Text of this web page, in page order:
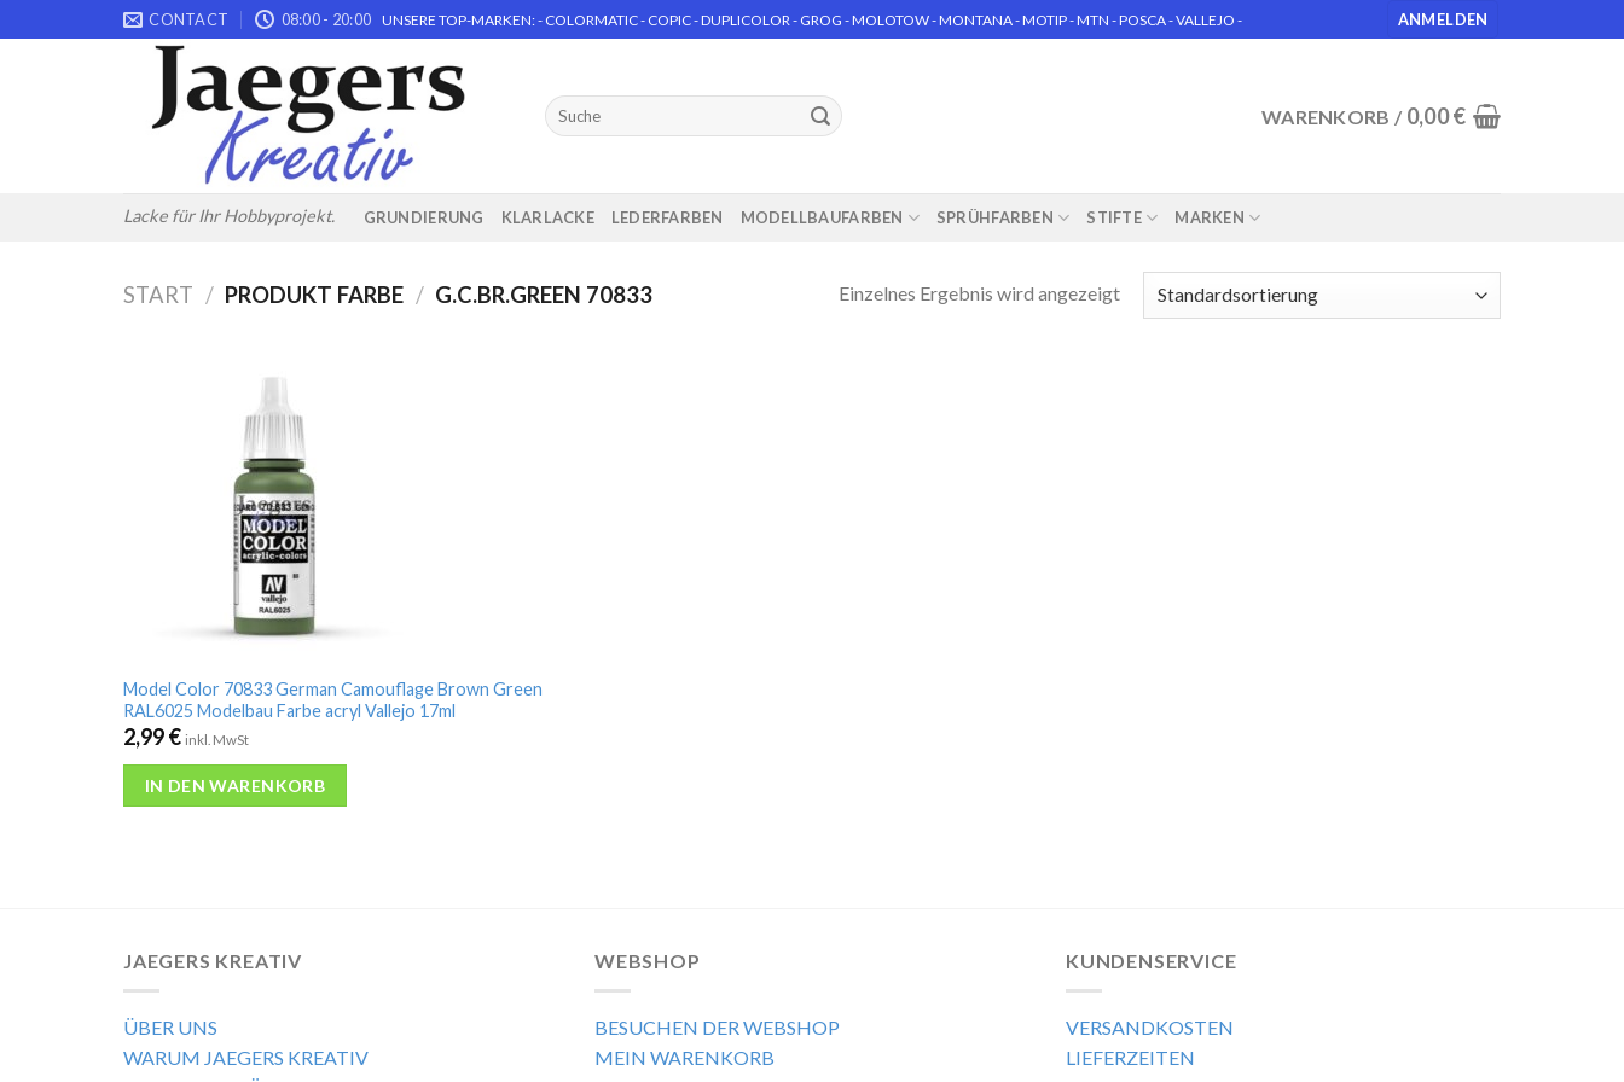
to
CONTACT 08:00 - 20:00 UNSERE TOP-MARKEN: - COLORMATIC - COPIC - DUPLICOLOR - GROG - MOLOTOW - MONTANA - MOTIP - MTN - POSCA - VALLEJO - ANMELDEN
Lacke für Ihr Hobbyprojekt.
Suchen
nach:
WARENKORB / 0,00€
GRUNDIERUNG KLARLACKE LEDERFARBEN MODELLBAUFARBEN SPRÜHFARBEN STIFTE MARKEN
START / PRODUKT FARBE / G.C.BR.GREEN 70833 Einzelnes Ergebnis wird angezeigt
Model Color 70833 German Camouflage Brown Green
RAL6025 Modelbau Farbe acryl Vallejo 17ml
2,99€ inkl. MwSt
IN DEN WARENKORB
JAEGERS KREATIV
ÜBER UNS
WARUM JAEGERS KREATIV
WEBSHOP
BESUCHEN DER WEBSHOP
MEIN WARENKORB
KUNDENSERVICE
VERSANDKOSTEN
LIEFERZEITEN